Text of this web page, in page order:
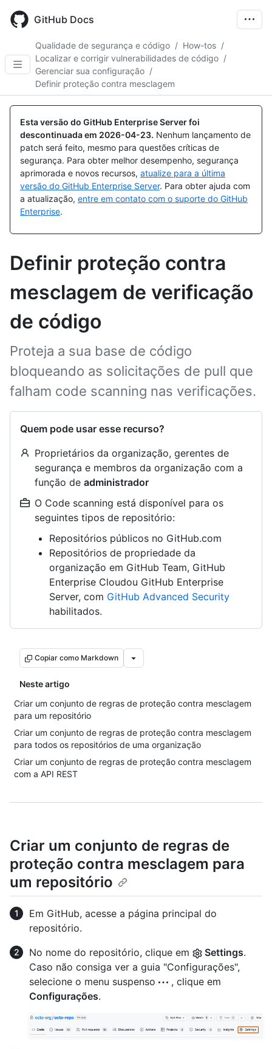
main
GitHub Docs
Qualidade de segurança e código / How-tos /
Localizar e corrigir vulnerabilidades de código /
Gerenciar sua configuração /
Definir proteção contra mesclagem
Esta versão do GitHub Enterprise Server foi
descontinuada em 2026-04-23. Nenhum lançamento de
patch será feito, mesmo para questões críticas de
segurança. Para obter melhor desempenho, segurança
aprimorada e novos recursos, atualize para a última
versão do GitHub Enterprise Server. Para obter ajuda com
a atualização, entre em contato com o suporte do GitHub
Enterprise.
Definir proteção contra
mesclagem de verificação
de código
Proteja a sua base de código
bloqueando as solicitações de pull que
falham code scanning nas verificações.
Quem pode usar esse recurso?
Proprietários da organização, gerentes de
segurança e membros da organização com a
função de administrador
O Code scanning está disponível para os
seguintes tipos de repositório:
Repositórios públicos no GitHub.com
Repositórios de propriedade da
organização em GitHub Team, GitHub
Enterprise Cloudou GitHub Enterprise
Server, com GitHub Advanced Security
habilitados.
Copiar como Markdown
Neste artigo
Criar um conjunto de regras de proteção contra mesclagem
para um repositório
Criar um conjunto de regras de proteção contra mesclagem
para todos os repositórios de uma organização
Criar um conjunto de regras de proteção contra mesclagem
com a API REST
Criar um conjunto de regras de
proteção contra mesclagem para
um repositório
Em GitHub, acesse a página principal do
repositório.
No nome do repositório, clique em
Settings.
Caso não consiga ver a guia "Configurações",
selecione o menu suspenso
, clique em
Configurações.